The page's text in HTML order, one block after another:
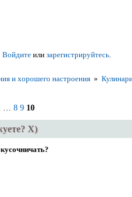
Войдитеили зарегистрируйтесь.
и хорошего настроения »
Х)
8 9 10